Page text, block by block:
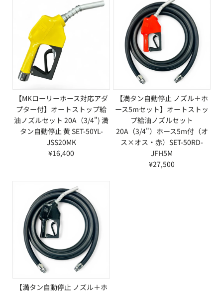
【MKローリーホース対応アダ
プター付】オートストップ給
油ノズルセット 20A（3/4") 満
タン自動停止 黄 SET-50YL-
JSS20MK
¥16,400
【満タン自動停止 ノズル＋ホ
ース5mセット】オートストッ
プ給油ノズルセット
20A（3/4"）ホース5m付（オ
ス×オス・赤）SET-50RD-
JFH5M
¥27,500
【満タン自動停止 ノズル＋ホ